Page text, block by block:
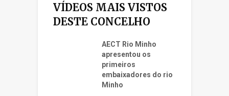
VÍDEOS MAIS VISTOS
DESTE CONCELHO
AECT Rio Minho
apresentou os
primeiros
embaixadores do rio
Minho